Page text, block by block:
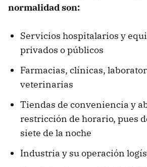
normalidad son:
Servicios hospitalarios y
privados o públicos
Farmacias, clínicas,
veterinarias
Tiendas de conveniencia y
restricción de horario, pues
siete de la noche
Industria y su operación